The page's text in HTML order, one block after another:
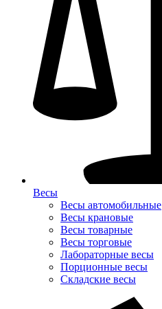
Весы
Весы автомобильные
Весы крановые
Весы товарные
Весы торговые
Лабораторные весы
Порционные весы
Складские весы